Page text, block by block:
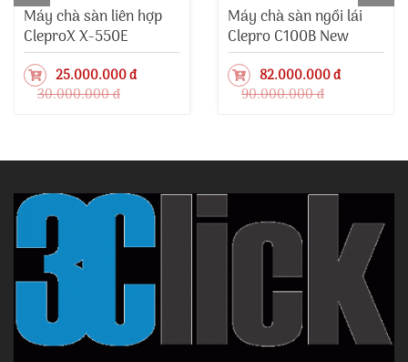
Máy chà sàn liên hợp
CleproX X-550E
25.000.000 đ
30.000.000 đ
Máy chà sàn ngồi lái
Clepro C100B New
82.000.000 đ
90.000.000 đ